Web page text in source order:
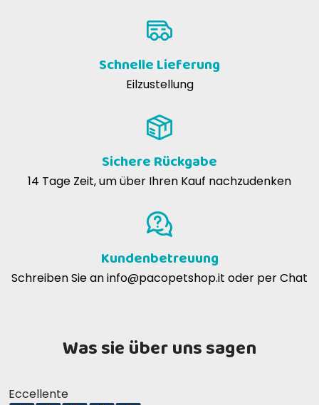
Schnelle Lieferung
Eilzustellung
Sichere Rückgabe
14 Tage Zeit, um über Ihren Kauf nachzudenken
Kundenbetreuung
Schreiben Sie aninfo@pacopetshop.it oder per Chat
Was sie über uns sagen
Eccellente